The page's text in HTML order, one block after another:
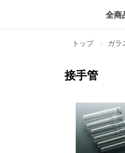
全商
トップ ガラ
接手管